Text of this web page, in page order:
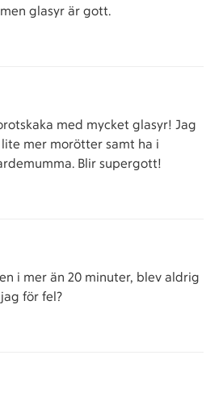
glasyr är gott.
med mycket glasyr! Jag
mer morötter samt ha i
Blir supergott!
i mer än 20 minuter, blev aldrig
för fel?